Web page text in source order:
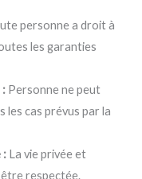
personne a droit à
les garanties
: Personne ne peut
les cas prévus par la
: La vie privée et
respectée.